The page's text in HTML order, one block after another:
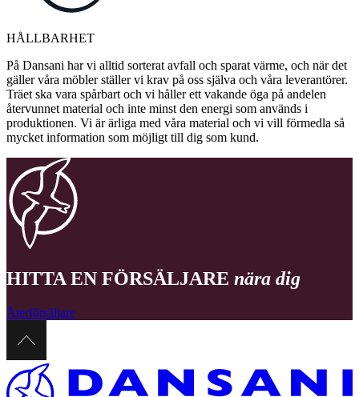
HÅLLBARHET
På Dansani har vi alltid sorterat avfall och sparat värme, och när det
gäller våra möbler ställer vi krav på oss själva och våra leverantörer.
Träet ska vara spårbart och vi håller ett vakande öga på andelen
återvunnet material och inte minst den energi som används i
produktionen. Vi är ärliga med våra material och vi vill förmedla så
mycket information som möjligt till dig som kund.
HITTA EN FÖRSÄLJARE nära dig
Återförsäljare